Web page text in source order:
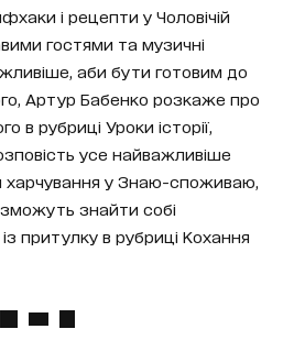
і рецепти у Чоловічій
гостями та музичні
аби бути готовим до
Артур Бабенко розкаже про
в рубриці Уроки історії,
усе найважливіше
харчування у Знаю-споживаю,
знайти собі
притулку в рубриці Кохання